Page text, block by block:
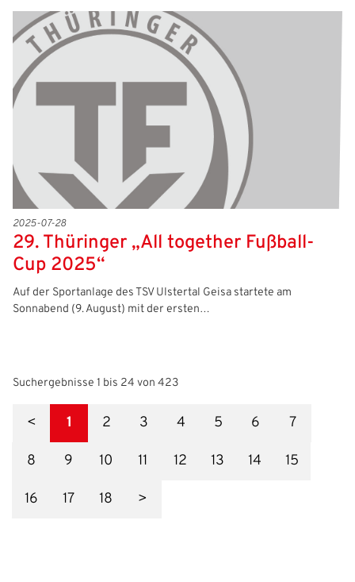
2025-07-28
29. Thüringer „All together Fußball-
Cup 2025“
Auf der Sportanlage des TSV Ulstertal Geisa startete am
Sonnabend (9. August) mit der ersten…
Suchergebnisse 1 bis 24 von 423
< 1 2 3 4 5 6 7
8 9 10 11 12 13 14 15
16 17 18 >